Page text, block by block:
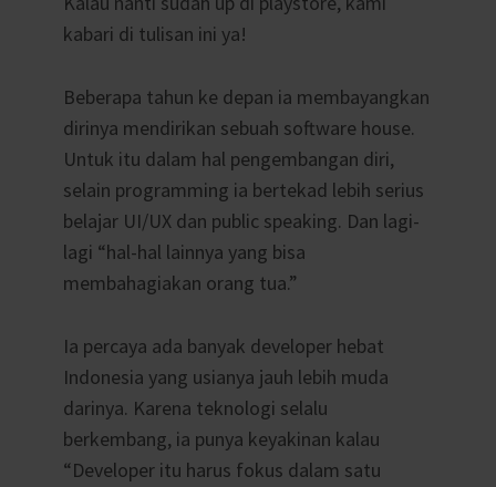
kabari di tulisan ini ya!
Beberapa tahun ke depan ia membayangkan
dirinya mendirikan sebuah software house.
Untuk itu dalam hal pengembangan diri,
selain programming ia bertekad lebih serius
belajar UI/UX dan public speaking. Dan lagi-
lagi “hal-hal lainnya yang bisa
membahagiakan orang tua.”
Ia percaya ada banyak developer hebat
Indonesia yang usianya jauh lebih muda
darinya. Karena teknologi selalu
berkembang, ia punya keyakinan kalau
“Developer itu harus fokus dalam satu